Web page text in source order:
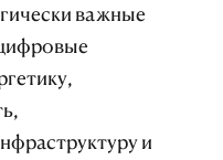
важные
и